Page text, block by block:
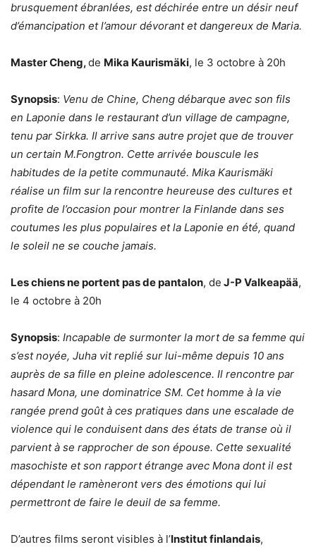
brusquement ébranlées, est déchirée entre un désir neuf
d’émancipation et l’amour dévorant et dangereux de Maria.
Master Cheng,de Mika Kaurismäki, le 3 octobre à 20h
Synopsis: Venu de Chine, Cheng débarque avec son fils
en Laponie dans le restaurant d’un village de campagne,
tenu par Sirkka. Il arrive sans autre projet que de trouver
un certain M.Fongtron. Cette arrivée bouscule les
habitudes de la petite communauté. Mika Kaurismäki
réalise un film sur la rencontre heureuse des cultures et
profite de l’occasion pour montrer la Finlande dans ses
coutumes les plus populaires et la Laponie en été, quand
le soleil ne se couche jamais.
Les chiens ne portent pas de pantalon, de J-P Valkeapää,
le 4 octobre à 20h
Synopsis: Incapable de surmonter la mort de sa femme qui
s’est noyée, Juha vit replié sur lui-même depuis 10 ans
auprès de sa fille en pleine adolescence. Il rencontre par
hasard Mona, une dominatrice SM. Cet homme à la vie
rangée prend goût à ces pratiques dans une escalade de
violence qui le conduisent dans des états de transe où il
parvient à se rapprocher de son épouse. Cette sexualité
masochiste et son rapport étrange avec Mona dont il est
dépendant le ramèneront vers des émotions qui lui
permettront de faire le deuil de sa femme.
D’autres films seront visibles à l’Institut finlandais,